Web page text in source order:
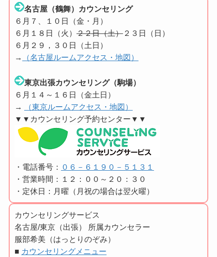
名古屋（鶴舞）カウンセリング
６月７、１０日（金・月）
６月１８日（火） ２２日（土）２３日（日）
６月２９，３０日（土日）
→
（名古屋ルームアクセス・地図）
東京出張カウンセリング（駒場）
６月１４～１６日（金土日）
→
（東京ルームアクセス・地図）
▼▼カウンセリング予約センター▼▼
・電話番号： ０６－６１９０－５１３１
・営業時間：１２：００～２０：３０
・定休日：月曜（月祝の場合は翌火曜）
カウンセリングサービス
名古屋/東京（出張） 所属カウンセラー
服部希美（はっとりのぞみ）
■ カウンセリングメニュー